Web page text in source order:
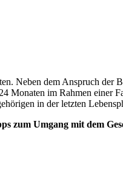
Neben dem Anspruch der
Monaten im Rahmen einer
in der letzten
zum Umgang mit dem